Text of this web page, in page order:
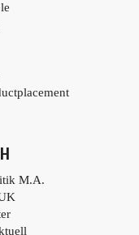
M.A.